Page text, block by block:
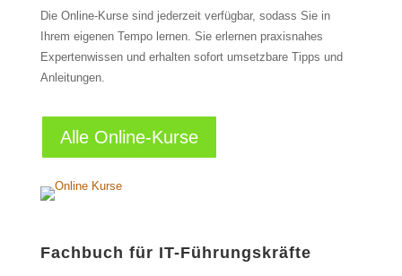
Die Online-Kurse sind jederzeit verfügbar, sodass Sie in
Ihrem eigenen Tempo lernen. Sie erlernen praxisnahes
Expertenwissen und erhalten sofort umsetzbare Tipps und
Anleitungen.
Alle Online-Kurse
Fachbuch für IT-Führungskräfte